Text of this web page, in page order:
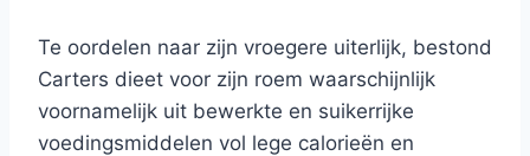
Te oordelen naar zijn vroegere uiterlijk, bestond
Carters dieet voor zijn roem waarschijnlijk
voornamelijk uit bewerkte en suikerrijke
voedingsmiddelen vol lege calorieën en